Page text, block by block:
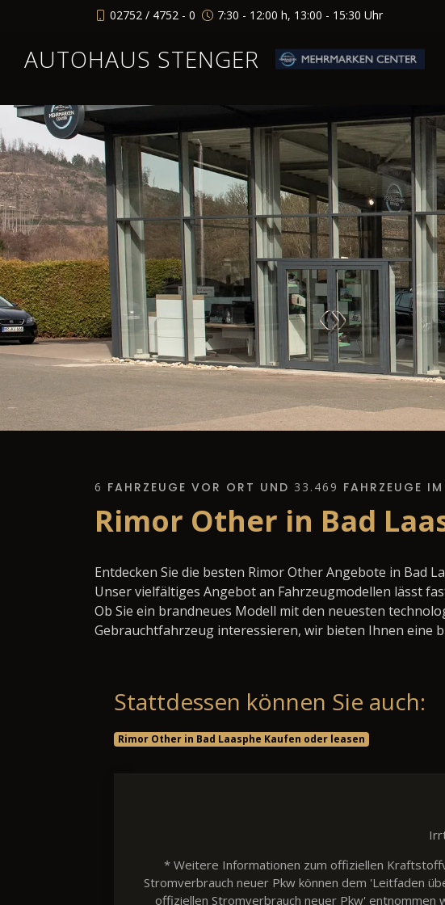
02752 / 4752 - 0 7:30 - 12:00 h, 13:00 - 15:30 Uhr
AUTOHAUS STENGER
6 FAHRZEUGE VOR ORT UND 33.469 FAHRZEUGE
Rimor Other in Bad
Entdecken Sie die besten Rimor Other Angebote in Bad
Unser vielfältiges Angebot an Fahrzeugmodellen lässt
Ob Sie ein brandneues Modell mit den neuesten
Gebrauchtfahrzeug interessieren, wir bieten Ihnen eine
Stattdessen können Sie auch:
Rimor Other in Bad Laasphe Kaufen oder leasen
* Weitere Informationen zum offiziellen
Stromverbrauch neuer Pkw können dem 'Leitfaden
offiziellen Stromverbrauch neuer Pkw' entnommen